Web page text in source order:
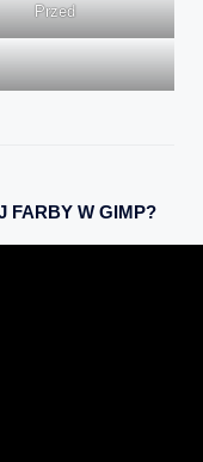
Przed
FARBY W GIMP?